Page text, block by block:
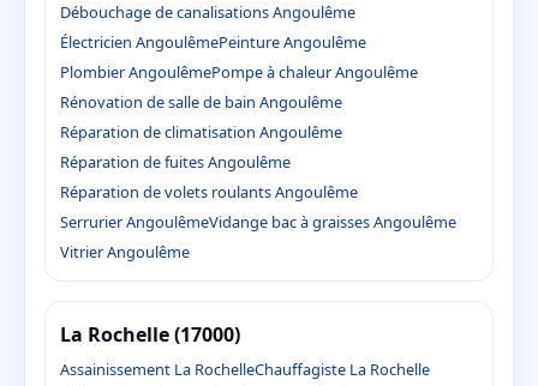
Débouchage de canalisations Angoulême
Électricien AngoulêmePeinture Angoulême
Plombier AngoulêmePompe à chaleur Angoulême
Rénovation de salle de bain Angoulême
Réparation de climatisation Angoulême
Réparation de fuites Angoulême
Réparation de volets roulants Angoulême
Serrurier AngoulêmeVidange bac à graisses Angoulême
Vitrier Angoulême
La Rochelle (17000)
Assainissement La RochelleChauffagiste La Rochelle